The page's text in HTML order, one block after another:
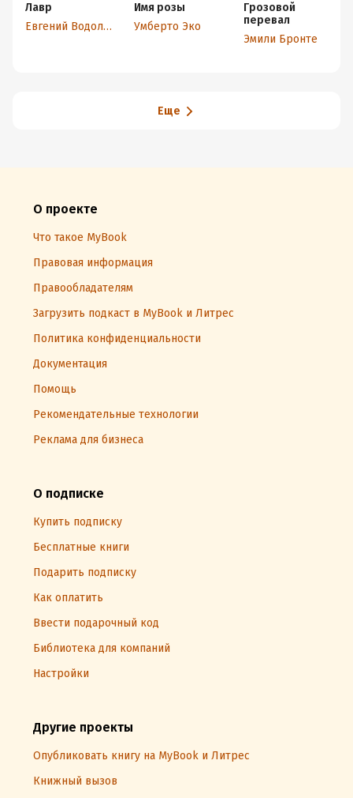
Лавр
Евгений Водолазкин
Имя розы
Умберто Эко
Грозовой
перевал
Эмили Бронте
Еще
О проекте
Что такое MyBook
Правовая информация
Правообладателям
Загрузить подкаст в MyBook и Литрес
Политика конфиденциальности
Документация
Помощь
Рекомендательные технологии
Реклама для бизнеса
О подписке
Купить подписку
Бесплатные книги
Подарить подписку
Как оплатить
Ввести подарочный код
Библиотека для компаний
Настройки
Другие проекты
Опубликовать книгу на MyBook и Литрес
Книжный вызов